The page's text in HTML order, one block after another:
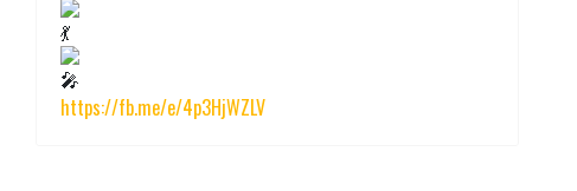
https://fb.me/e/4p3HjWZLV